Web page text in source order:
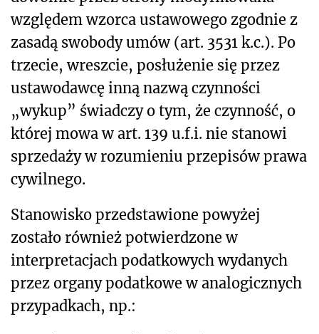
względem wzorca ustawowego zgodnie z
zasadą swobody umów (art. 3531 k.c.). Po
trzecie, wreszcie, posłużenie się przez
ustawodawcę inną nazwą czynności
„wykup” świadczy o tym, że czynność, o
której mowa w art. 139 u.f.i. nie stanowi
sprzedaży w rozumieniu przepisów prawa
cywilnego.
Stanowisko przedstawione powyżej
zostało również potwierdzone w
interpretacjach podatkowych wydanych
przez organy podatkowe w analogicznych
przypadkach, np.: